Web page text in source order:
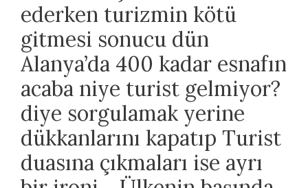
ederken turizmin kötü
gitmesi sonucu dün
Alanya’da 400 kadar esnafın
acaba niye turist gelmiyor?
diye sorgulamak yerine
dükkanlarını kapatıp Turist
duasına çıkmaları ise ayrı